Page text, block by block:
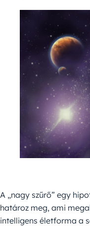
A „nagy szűrő” egy
határoz meg, ami
intelligens életforma a